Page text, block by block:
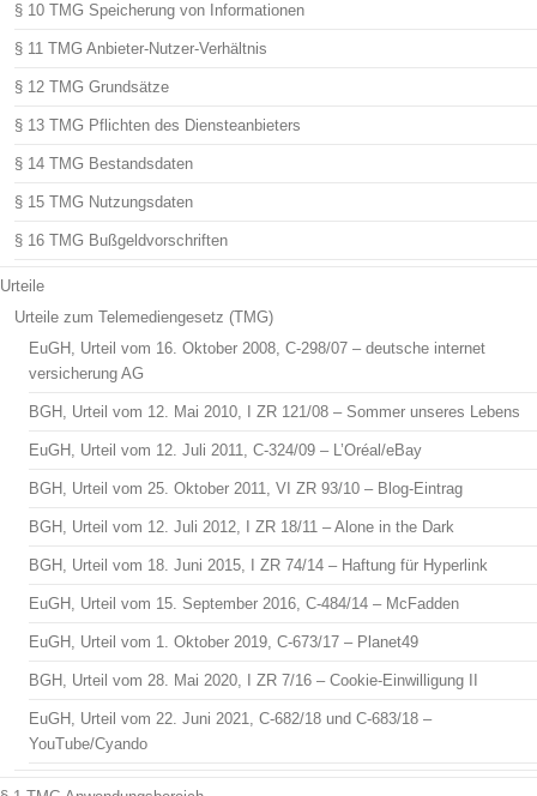
§ 10 TMG Speicherung von Informationen
§ 11 TMG Anbieter-Nutzer-Verhältnis
§ 12 TMG Grundsätze
§ 13 TMG Pflichten des Diensteanbieters
§ 14 TMG Bestandsdaten
§ 15 TMG Nutzungsdaten
§ 16 TMG Bußgeldvorschriften
Urteile
Urteile zum Telemediengesetz (TMG)
EuGH, Urteil vom 16. Oktober 2008, C-298/07 – deutsche internet
versicherung AG
BGH, Urteil vom 12. Mai 2010, I ZR 121/08 – Sommer unseres Lebens
EuGH, Urteil vom 12. Juli 2011, C-324/09 – L’Oréal/eBay
BGH, Urteil vom 25. Oktober 2011, VI ZR 93/10 – Blog-Eintrag
BGH, Urteil vom 12. Juli 2012, I ZR 18/11 – Alone in the Dark
BGH, Urteil vom 18. Juni 2015, I ZR 74/14 – Haftung für Hyperlink
EuGH, Urteil vom 15. September 2016, C-484/14 – McFadden
EuGH, Urteil vom 1. Oktober 2019, C-673/17 – Planet49
BGH, Urteil vom 28. Mai 2020, I ZR 7/16 – Cookie-Einwilligung II
EuGH, Urteil vom 22. Juni 2021, C-682/18 und C-683/18 –
YouTube/Cyando